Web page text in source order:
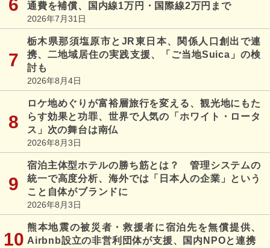
通費を補償、国内線1万円・国際線2万円まで
2026年7月31日
栃木県那須塩原市とJR東日本、関係人口創出で連
携、二地域居住の実践支援、「ご当地Suica」の検
討も
2026年8月4日
ロケ地めぐりが富裕層旅行を変える、観光地にもた
らす効果と功罪、世界で人気の「ホワイト・ロータ
ス」次の舞台は南仏
2026年8月3日
宿泊主体型ホテルの勝ち筋とは？ 管理システムの
統一で高度分析、海外では「日本人の企業」という
こと自体がブランドに
2026年8月3日
熊本地震の被災者・救援者に宿泊先を無償提供、
Airbnb設立の非営利団体が支援、国内NPOと連携